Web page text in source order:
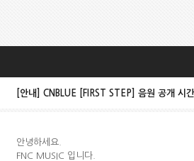
[안내] CNBLUE [FIRST STEP] 음원 공개 시
안녕하세요.
FNC MUSIC 입니다.